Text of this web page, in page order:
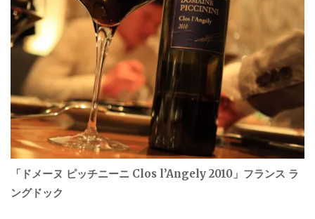
「ドメーヌ ピッチニーニ Clos l’Angely 2010」フランス ラ
ングドック